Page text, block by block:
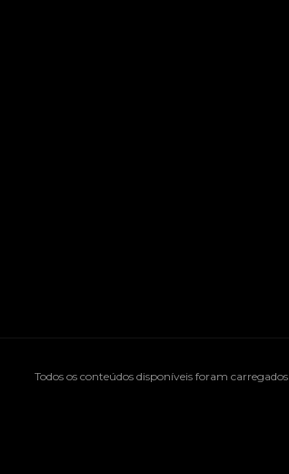
Todos os conteúdos disponíveis foram carregados